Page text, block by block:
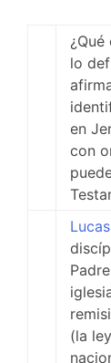
lo
en
con
(la